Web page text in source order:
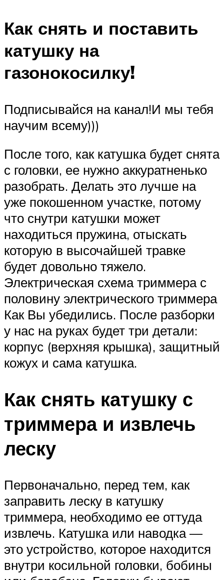
Как снять и поставить
катушку на
газонокосилку!
Подписывайся на канал!И мы тебя
научим всему)))
После того, как катушка будет снята
с головки, ее нужно аккуратненько
разобрать. Делать это лучше на
уже покошенном участке, потому
что снутри катушки может
находиться пружина, отыскать
которую в высочайшей травке
будет довольно тяжело.
Электрическая схема триммера с
половину электрического триммера
Как Вы убедились. После разборки
у нас на руках будет три детали:
корпус (верхняя крышка), защитный
кожух и сама катушка.
Как снять катушку с
триммера и извлечь
леску
Первоначально, перед тем, как
заправить леску в катушку
триммера, необходимо ее оттуда
извлечь. Катушка или наводка —
это устройство, которое находится
внутри косильной головки, бобины